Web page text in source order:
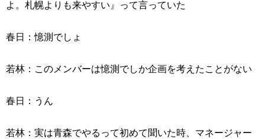
よ。札幌よりも来やすい』って言っていた
春日：憶測でしょ
若林：このメンバーは憶測でしか企画を考えたことがない
春日：うん
若林：実は青森でやるって初めて聞いた時、マネージャー